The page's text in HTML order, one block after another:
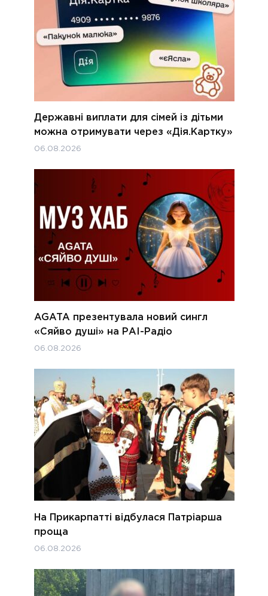
Державні виплати для сімей із дітьми
можна отримувати через «Дія.Картку»
06.08.2026
AGATA презентувала новий сингл
«Сяйво душі» на РАІ-Радіо
06.08.2026
На Прикарпатті відбулася Патріарша
проща
06.08.2026